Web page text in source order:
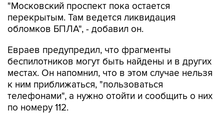
"Московский проспект пока остается
перекрытым. Там ведется ликвидация
обломков БПЛА", - добавил он.
Евраев предупредил, что фрагменты
беспилотников могут быть найдены и в других
местах. Он напомнил, что в этом случае нельзя
к ним приближаться, "пользоваться
телефонами", а нужно отойти и сообщить о них
по номеру 112.